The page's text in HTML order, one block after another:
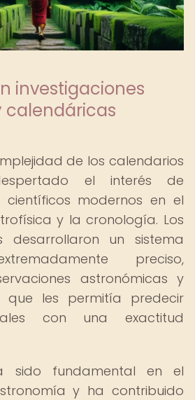
investigaciones
calendáricas
de los calendarios
el interés de
científicos modernos en el
y la cronología. Los
desarrollaron un sistema
preciso,
astronómicas y
que les permitía predecir
con una exactitud
sido fundamental en el
y ha contribuido